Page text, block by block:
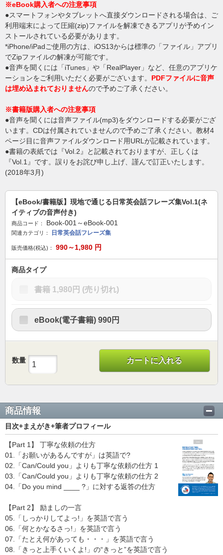
※eBook購入者への注意事項
●スマートフォンやタブレットへ直接ダウンロードされる場合は、ご
利用端末によって圧縮(zip)ファイルを解凍できるアプリが予めイン
ストールされている必要があります。
*iPhone/iPadご使用の方は、iOS13からは標準の「ファイル」アプリ
でZipファイルの解凍が可能です。
●音声を聞くには「iTunes」や「RealPlayer」など、任意のアプリケ
ーションをご利用いただく必要がございます。 PDFファイルに音声
は埋め込まれておりませんので予めご了承ください。
※書籍版購入者への注意事項
●音声を聞くには音声ファイル(mp3)をダウンロードする必要がござ
います。CDは付属されていませんので予めご了承ください。教材4
ページ目に音声ファイルダウンロード用URLが記載されています。
●書籍の表紙では『Vol.2』と記載されておりますが、正しくは
『Vol.1』です。誤りをお詫び申し上げ、謹んで訂正いたします。
(2018年3月)
【eBook/書籍版】現地で通じる日常英会話フレーズ集Vol.1(ネ
イティブの音声付き)
商品コード： Book-001～eBook-001
関連カテゴリ： 日常英会話フレーズ集
販売価格(税込)： 990～1,980 円
商品タイプ
書籍 1,980円 (売り切れ)
eBook(電子書籍) 990円
数量 カートに入れる
商品情報
目次+まえがき+筆者プロフィール
【Part 1】 丁寧な依頼の仕方
01.「お願いがあるんですが」は英語で?
02.「Can/Could you」よりも丁寧な依頼の仕方 1
03.「Can/Could you」よりも丁寧な依頼の仕方 2
04.「Do you mind ____ ?」に対する返答の仕方
【Part 2】 励ましの一言
05.「しっかりしてよっ!」を英語で言う
06.「何とかなるさっ!」を英語で言う
07.「たとえ何があっても・・・」を英語で言う
08.「きっと上手くいくよ!」の“きっと”を英語で言う